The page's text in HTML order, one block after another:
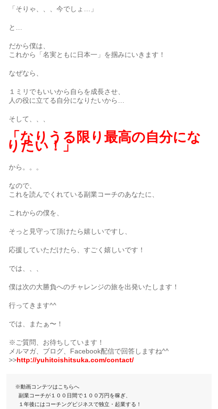
「そりゃ、、、今でしょ…」
と…
だから僕は、
これから「名実ともに日本一」を掴みにいきます！
なぜなら、
１ミリでもいいから自らを成長させ、
人の役に立てる自分になりたいから…
そして、、、
「なりうる限り最高の自分にな
りたい！」
から。。。
なので、
これを読んでくれている副業コーチのあなたに、
これからの僕を、
そっと見守って頂けたら嬉しいですし、
応援していただけたら、すごく嬉しいです！
では、、、
僕は次の大勝負へのチャレンジの旅を出発いたします！
行ってきます^^
では、またぁ〜！
※ご質問、お待ちしています！
メルマガ、ブログ、Facebook配信で回答しますね^^
>>http://yuhitoishitsuka.com/contact/
※動画コンテツはこちらへ
副業コーチが１００日間で１００万円を稼ぎ、
１年後にはコーチングビジネスで独立・起業する！